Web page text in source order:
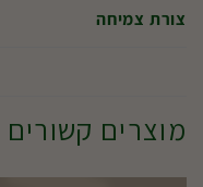
צורת צמיחה
מוצרים קשורים